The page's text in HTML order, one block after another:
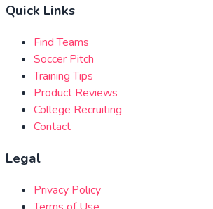
Quick Links
Find Teams
Soccer Pitch
Training Tips
Product Reviews
College Recruiting
Contact
Legal
Privacy Policy